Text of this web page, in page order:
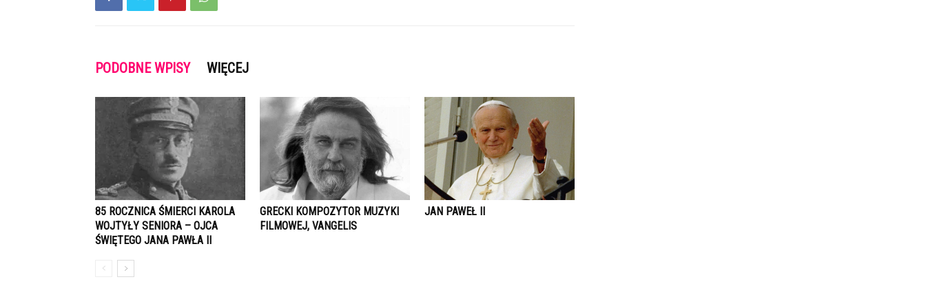
PODOBNE WPISY WIĘCEJ
85 ROCZNICA ŚMIERCI KAROLA
WOJTYŁY SENIORA – OJCA
ŚWIĘTEGO JANA PAWŁA II
GRECKI KOMPOZYTOR MUZYKI
FILMOWEJ, VANGELIS
JAN PAWEŁ II